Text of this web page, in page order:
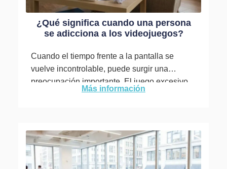
¿Qué significa cuando una persona
se adicciona a los videojuegos?
Cuando el tiempo frente a la pantalla se
vuelve incontrolable, puede surgir una
preocupación importante. El juego excesivo
de videojuegos afecta la vida diaria...
Más información